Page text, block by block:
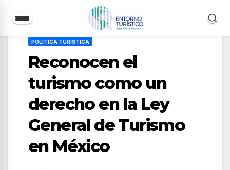
contenido
POLÍTICA TURÍSTICA
Reconocen el
turismo como un
derecho en la Ley
General de Turismo
en México